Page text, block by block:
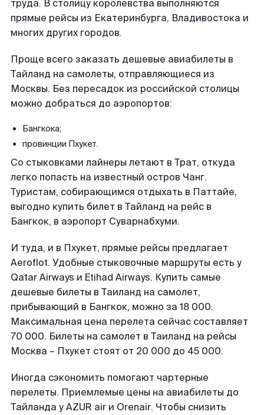
труда. В столицу королевства выполняются
прямые рейсы из Екатеринбурга, Владивостока и
многих других городов.
Проще всего заказать дешевые авиабилеты в
Тайланд на самолеты, отправляющиеся из
Москвы. Без пересадок из российской столицы
можно добраться до аэропортов:
Бангкока;
провинции Пхукет.
Со стыковками лайнеры летают в Трат, откуда
легко попасть на известный остров Чанг.
Туристам, собирающимся отдыхать в Паттайе,
выгодно купить билет в Тайланд на рейс в
Бангкок, в аэропорт Суварнабхуми.
И туда, и в Пхукет, прямые рейсы предлагает
Aeroflot. Удобные стыковочные маршруты есть у
Qatar Airways и Etihad Airways. Купить самые
дешевые билеты в Таиланд на самолет,
прибывающий в Бангкок, можно за 18 000.
Максимальная цена перелета сейчас составляет
70 000. Билеты на самолет в Таиланд на рейсы
Москва – Пхукет стоят от 20 000 до 45 000.
Иногда сэкономить помогают чартерные
перелеты. Приемлемые цены на авиабилеты до
Тайланда у AZUR air и Orenair. Чтобы снизить